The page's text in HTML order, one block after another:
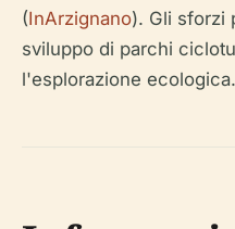
(InArzignano). Gli sforzi
sviluppo di parchi
l'esplorazione ecologica.